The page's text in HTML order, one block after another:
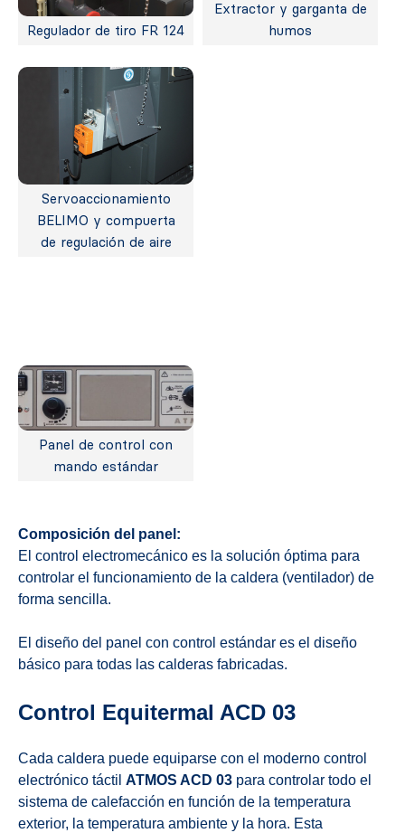
Regulador de tiro FR 124
Extractor y garganta de
humos
Servoaccionamiento
BELIMO y compuerta
de regulación de aire
Panel de control con
mando estándar
Composición del panel:
El control electromecánico es la solución óptima para
controlar el funcionamiento de la caldera (ventilador) de
forma sencilla.
El diseño del panel con control estándar es el diseño
básico para todas las calderas fabricadas.
Control Equitermal ACD 03
Cada caldera puede equiparse con el moderno control
electrónico táctil ATMOS ACD 03 para controlar todo el
sistema de calefacción en función de la temperatura
exterior, la temperatura ambiente y la hora. Esta